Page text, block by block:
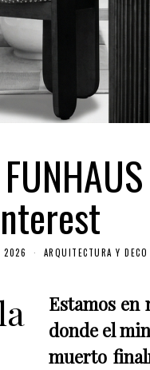
2026 ARQUITECTURA Y DECO
Estamos en
donde el
muerto